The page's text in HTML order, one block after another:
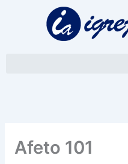
Afeto 101